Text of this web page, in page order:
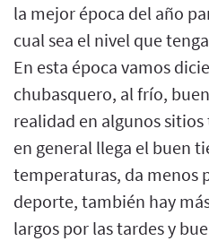
la mejor época del año
cual sea el nivel que
En esta época vamos
chubasquero, al frío,
realidad en algunos
en general llega el buen
temperaturas, da menos
deporte, también hay
largos por las tardes y